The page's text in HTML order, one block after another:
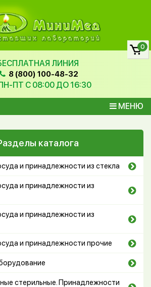
ЛИНИЯ
8 (800) 100-48-32
ПТ С 08:00 ДО 16:30
МЕНЮ
0
каталога
и принадлежности из стекла
и принадлежности из
и принадлежности из
и принадлежности прочие
стерильные. Принадлежности